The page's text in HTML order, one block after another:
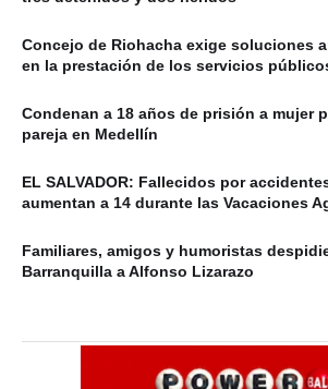
Concejo de Riohacha exige soluciones
en la prestación de los servicios
Condenan a 18 años de prisión a mujer
pareja en Medellín
EL SALVADOR: Fallecidos por
aumentan a 14 durante las Vacaciones
Familiares, amigos y humoristas
Barranquilla a Alfonso Lizarazo